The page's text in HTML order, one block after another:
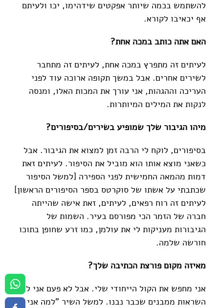
להשתמש בכמה שיותר אפקטים שידהימו, יכו ולעיתם
אף יכאיבו לקורא.
האם אתה כותב במכה אחת?
לעיתים זה מתפרץ במכה אחת, לעיתים זה מתחבר
לשירים אחרים. אבל במשך תקופה ארוכה עוד לפני
העריכה וההגהות, אני עורך את המכות האלו, ומנסה
לנקות את המילים המיותרות.
מיהו הגיבור שלך שמופיע בשירים/בסיפורים?
בסיפורים, לוקח לי הרבה זמן למצוא את הגיבור. אבל
כשאני מוצא אותו הוא מוביל את הסיפור. לעיתים זאת
דמות מהמאה החמישית לפני הספירה [למשל הסיפור
שכתבתי על אשתו של סוקרטס בספר הסיפורים הראשון]
לעיתים זה רוח רפאים, לעיתים, זאת אישה שהייתה
חברה של הזמר הכי מפורסם בעיר. השמות של
הגיבורות מעניקות לי את עולמן, כמו זרע שחופן בתוכו
חורשה שלמה.
מאיזה מקום פורצת הכתיבה שלך?
אני מחפש את הקול הייחודי שלי. אבל לא פעם אני לוקח
השראות ממבנים שכבר נבנו. למשל השיר "למה אני לא